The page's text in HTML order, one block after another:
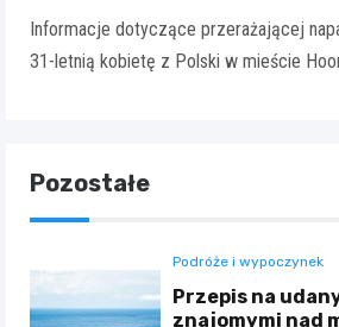
Informacje dotyczące przerażającej
31-letnią kobietę z Polski w mieście
Pozostałe
Podróże i wypoczynek
Przepis na
znajomymi nad